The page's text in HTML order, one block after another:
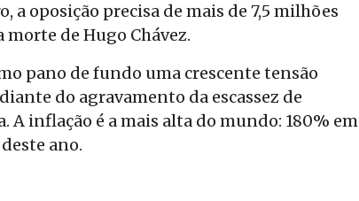
a oposição precisa de mais de 7,5 milhões
morte de Hugo Chávez.
pano de fundo uma crescente tensão
do agravamento da escassez de
A inflação é a mais alta do mundo: 180% em
ano.